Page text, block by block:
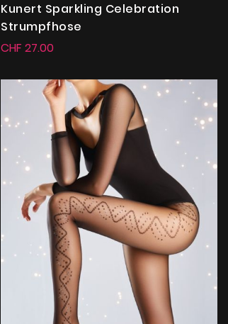
Kunert Sparkling Celebration
Strumpfhose
CHF 27.00